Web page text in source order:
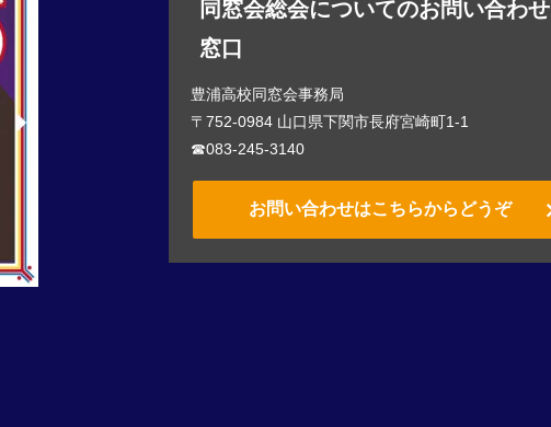
同窓会総会についてのお問い合わせ
窓口
豊浦高校同窓会事務局
〒752-0984 山口県下関市長府宮崎町1-1
☎083-245-3140
お問い合わせはこちらからどうぞ